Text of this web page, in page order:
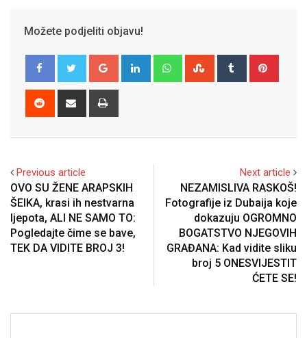
Možete podjeliti objavu!
Google+ LinkedIn WhatsappStumbleUpon
Tumblr
Reddit
Share
Previous article
OVO SU ŽENE ARAPSKIH
ŠEIKA, krasi ih nestvarna
ljepota, ALI NE SAMO TO:
Pogledajte čime se bave,
TEK DA VIDITE BROJ 3!
Next article
NEZAMISLIVA RASKOŠ!
Fotografije iz Dubaija koje
dokazuju OGROMNO
BOGATSTVO NJEGOVIH
GRAĐANA: Kad vidite sliku
broj 5 ONESVIJESTIT
ĆETE SE!